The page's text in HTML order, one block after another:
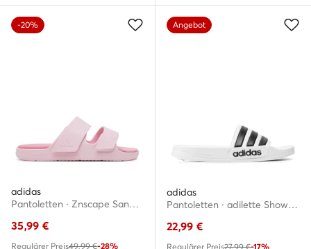
-20%
adidas
Pantoletten · Znscape Sandals JR7634 · Rosa
35,99 €
Regulärer Preis49,99 €-28%
Angebot
adidas
Pantoletten · adilette Shower GZ5921 · Weiß
22,99 €
Regulärer Preis27,99 €-17%